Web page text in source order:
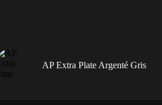
AP Extra Plate Argenté Gris